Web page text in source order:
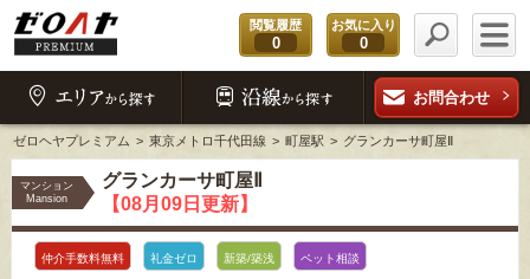
閲覧履歴
0
お気に入り
0
お問合わせ
ゼロヘヤプレミアム 東京メトロ千代田線 町屋駅 グランカーサ町屋Ⅱ
マンション
Mansion
グランカーサ町屋Ⅱ
【08月09日更新】
仲介手数料無料 礼金ゼロ 新築/築浅 ペット相談